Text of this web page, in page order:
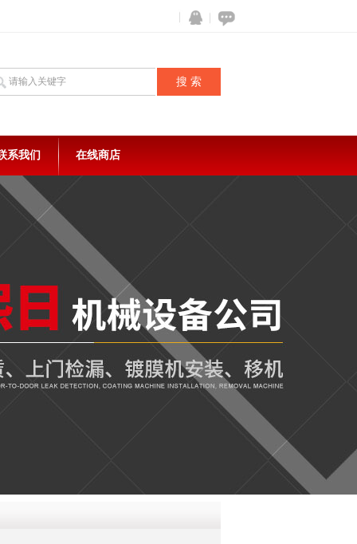
在线咨
系我们 在线商店